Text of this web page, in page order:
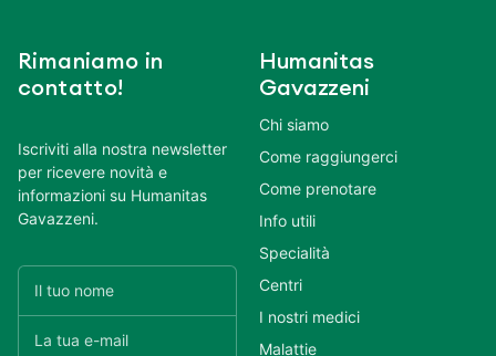
Rimaniamo in
contatto!
Iscriviti alla nostra newsletter
per ricevere novità e
informazioni su Humanitas
Gavazzeni.
Humanitas
Gavazzeni
Chi siamo
Come raggiungerci
Come prenotare
Info utili
Specialità
Centri
I nostri medici
Malattie